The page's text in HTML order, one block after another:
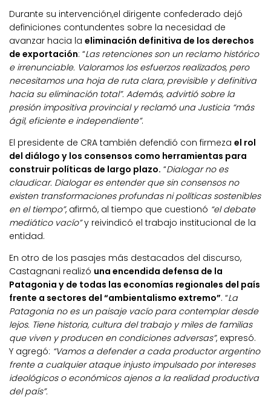
Durante su intervención,el dirigente confederado dejó
definiciones contundentes sobre la necesidad de
avanzar hacia la eliminación definitiva de los derechos
de exportación: “Las retenciones son un reclamo histórico
e irrenunciable. Valoramos los esfuerzos realizados, pero
necesitamos una hoja de ruta clara, previsible y definitiva
hacia su eliminación total”. Además, advirtió sobre la
presión impositiva provincial y reclamó una Justicia “más
ágil, eficiente e independiente”.
El presidente de CRA también defendió con firmeza el rol
del diálogo y los consensos como herramientas para
construir políticas de largo plazo. “Dialogar no es
claudicar. Dialogar es entender que sin consensos no
existen transformaciones profundas ni políticas sostenibles
en el tiempo”, afirmó, al tiempo que cuestionó “el debate
mediático vacío”y reivindicó el trabajo institucional de la
entidad.
En otro de los pasajes más destacados del discurso,
Castagnani realizó una encendida defensa de la
Patagonia y de todas las economías regionales del país
frente a sectores del “ambientalismo extremo”. “La
Patagonia no es un paisaje vacío para contemplar desde
lejos. Tiene historia, cultura del trabajo y miles de familias
que viven y producen en condiciones adversas”, expresó.
Y agregó: “Vamos a defender a cada productor argentino
frente a cualquier ataque injusto impulsado por intereses
ideológicos o económicos ajenos a la realidad productiva
del país”.